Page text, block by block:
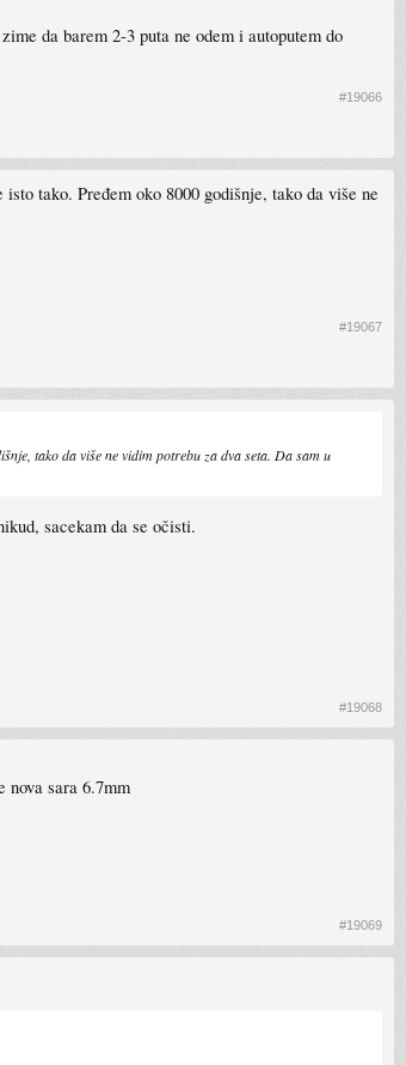
da barem 2-3 puta ne odem i autoputem do
#19066
tako. Pređem oko 8000 godišnje, tako da više ne
#19067
tako da više ne vidim potrebu za dva seta. Da sam u
sacekam da se očisti.
#19068
nova sara 6.7mm
#19069